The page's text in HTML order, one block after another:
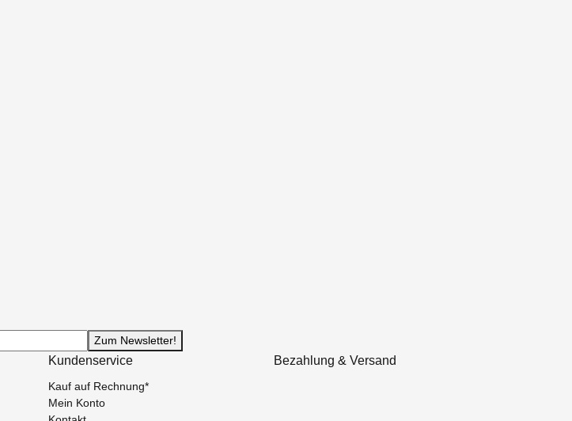
Zum Newsletter!
Kundenservice
Kauf auf Rechnung*
Mein Konto
Bezahlung & Versand